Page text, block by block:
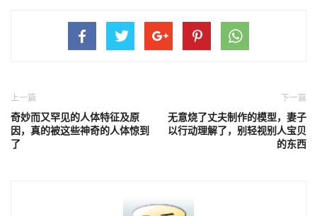
上一篇
奇妙而又罕见的人体特征及原
因，真的被这些神奇的人体惊到
了
下一篇
无意烧了丈夫制作的模型，妻子
以行动理解了，别轻视别人宝贝
的东西